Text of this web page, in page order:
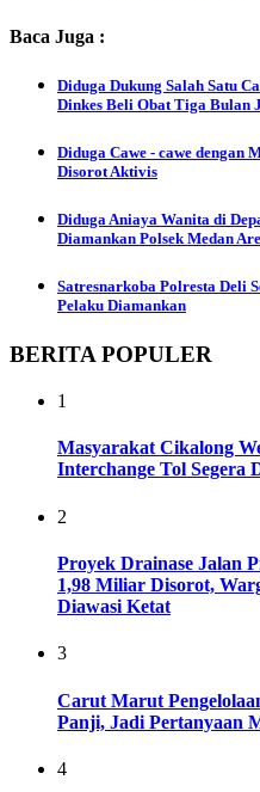
Baca Juga :
Diduga Dukung Salah Satu
Dinkes Beli Obat Tiga Bulan
Diduga Cawe - cawe dengan
Disorot Aktivis
Diduga Aniaya Wanita di
Diamankan Polsek Medan
Satresnarkoba Polresta Deli
Pelaku Diamankan
BERITA POPULER
1
Masyarakat Cikalong
Interchange Tol Segera
2
Proyek Drainase Jalan
1,98 Miliar Disorot,
Diawasi Ketat
3
Carut Marut
Panji, Jadi Pertanyaan
4